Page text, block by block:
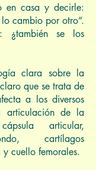
en casa y decirle:
cambio por otro”.
¿también se los
clara sobre la
que se trata de
a los diversos
articulación de la
articular,
cartílagos
cuello femorales.